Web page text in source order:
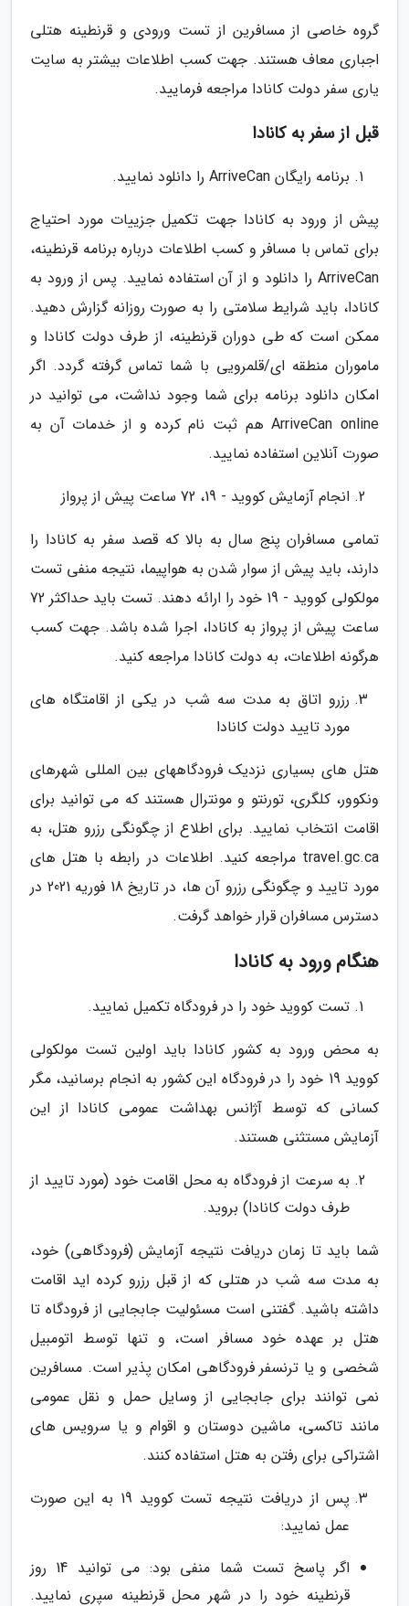
گروه خاصی از مسافرین از تست ورودی و قرنطینه هتلی
اجباری معاف هستند. جهت کسب اطلاعات بیشتر به سایت
یاری سفر دولت کانادا مراجعه فرمایید.
قبل از سفر به کانادا
برنامه رایگان ArriveCan را دانلود نمایید.
پیش از ورود به کانادا جهت تکمیل جزییات مورد احتیاج
برای تماس با مسافر و کسب اطلاعات درباره برنامه قرنطینه،
ArriveCan را دانلود و از آن استفاده نمایید. پس از ورود به
کانادا، باید شرایط سلامتی را به صورت روزانه گزارش دهید.
ممکن است که طی دوران قرنطینه، از طرف دولت کانادا و
ماموران منطقه ای/قلمرویی با شما تماس گرفته گردد. اگر
امکان دانلود برنامه برای شما وجود نداشت، می توانید در
ArriveCan online هم ثبت نام کرده و از خدمات آن به
صورت آنلاین استفاده نمایید.
انجام آزمایش کووید - 19، 72 ساعت پیش از پرواز
تمامی مسافران پنج سال به بالا که قصد سفر به کانادا را
دارند، باید پیش از سوار شدن به هواپیما، نتیجه منفی تست
مولکولی کووید - 19 خود را ارائه دهند. تست باید حداکثر 72
ساعت پیش از پرواز به کانادا، اجرا شده باشد. جهت کسب
هرگونه اطلاعات، به دولت کانادا مراجعه کنید.
رزرو اتاق به مدت سه شب در یکی از اقامتگاه های
مورد تایید دولت کانادا
هتل های بسیاری نزدیک فرودگاههای بین المللی شهرهای
ونکوور، کلگری، تورنتو و مونترال هستند که می توانید برای
اقامت انتخاب نمایید. برای اطلاع از چگونگی رزرو هتل، به
travel.gc.ca مراجعه کنید. اطلاعات در رابطه با هتل های
مورد تایید و چگونگی رزرو آن ها، در تاریخ 18 فوریه 2021 در
دسترس مسافران قرار خواهد گرفت.
هنگام ورود به کانادا
تست کووید خود را در فرودگاه تکمیل نمایید.
به محض ورود به کشور کانادا باید اولین تست مولکولی
کووید 19 خود را در فرودگاه این کشور به انجام برسانید، مگر
کسانی که توسط آژانس بهداشت عمومی کانادا از این
آزمایش مستثنی هستند.
به سرعت از فرودگاه به محل اقامت خود (مورد تایید از
طرف دولت کانادا) بروید.
شما باید تا زمان دریافت نتیجه آزمایش (فرودگاهی) خود،
به مدت سه شب در هتلی که از قبل رزرو کرده اید اقامت
داشته باشید. گفتنی است مسئولیت جابجایی از فرودگاه تا
هتل بر عهده خود مسافر است، و تنها توسط اتومبیل
شخصی و یا ترنسفر فرودگاهی امکان پذیر است. مسافرین
نمی توانند برای جابجایی از وسایل حمل و نقل عمومی
مانند تاکسی، ماشین دوستان و اقوام و یا سرویس های
اشتراکی برای رفتن به هتل استفاده کنند.
پس از دریافت نتیجه تست کووید 19 به این صورت
عمل نمایید:
اگر پاسخ تست شما منفی بود: می توانید 14 روز
قرنطینه خود را در شهر محل قرنطینه سپری نمایید.